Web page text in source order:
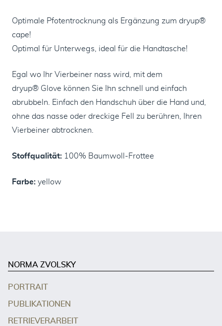
Optimale Pfotentrocknung als Ergänzung zum dryup®
cape!
Optimal für Unterwegs, ideal für die Handtasche!
Egal wo Ihr Vierbeiner nass wird, mit dem
dryup® Glove können Sie Ihn schnell und einfach
abrubbeln. Einfach den Handschuh über die Hand und,
ohne das nasse oder dreckige Fell zu berühren, Ihren
Vierbeiner abtrocknen.
Stoffqualität: 100% Baumwoll-Frottee
Farbe: yellow
NORMA ZVOLSKY
PORTRAIT
PUBLIKATIONEN
RETRIEVERARBEIT